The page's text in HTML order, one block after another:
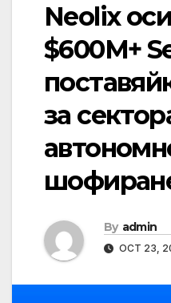
Neolix
$600M+
за
By admin
OCT 23,